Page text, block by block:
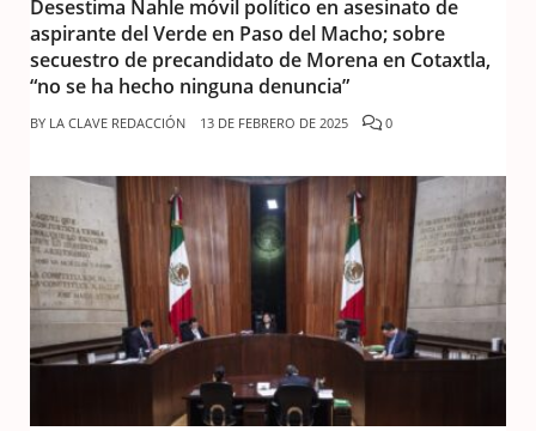
Desestima Nahle móvil político en asesinato de
aspirante del Verde en Paso del Macho; sobre
secuestro de precandidato de Morena en Cotaxtla,
“no se ha hecho ninguna denuncia”
BY LA CLAVE REDACCIÓN 13 DE FEBRERO DE 2025 0